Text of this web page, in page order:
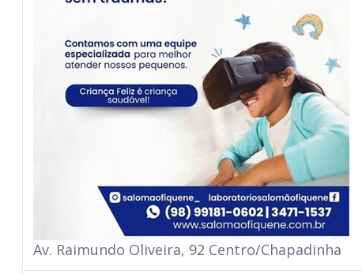
Av. Raimundo Oliveira, 92 Centro/Chapadinha